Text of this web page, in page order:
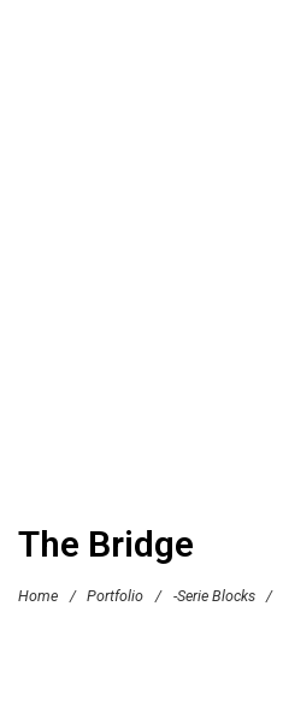
The Bridge
Home / Portfolio / -Serie Blocks /